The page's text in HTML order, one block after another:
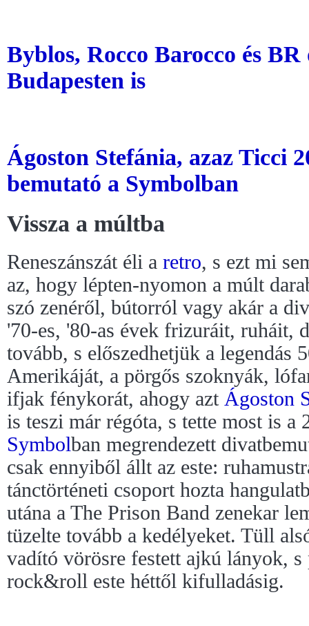
Byblos, Rocco Barocco és
Budapesten is
Ágoston Stefánia, azaz Ticci
bemutató a Symbolban
Vissza a múltba
Reneszánszát éli a retro, s ezt mi
az, hogy lépten-nyomon a múlt
szó zenéről, bútorról vagy akár a
'70-es, '80-as évek frizuráit, ruháit,
tovább, s előszedhetjük a legendás
Amerikáját, a pörgős szoknyák,
ifjak fénykorát, ahogy azt Ágoston
is teszi már régóta, s tette most is a
Symbolban megrendezett
csak ennyiből állt az este:
tánctörténeti csoport hozta
utána a The Prison Band zenekar
tüzelte tovább a kedélyeket. Tüll
vadító vörösre festett ajkú lányok, s
rock&roll este héttől kifulladásig.